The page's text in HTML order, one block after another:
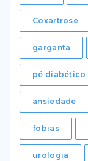
Coxartrose
garganta
pé diabético
ansiedade
fobias
urologia